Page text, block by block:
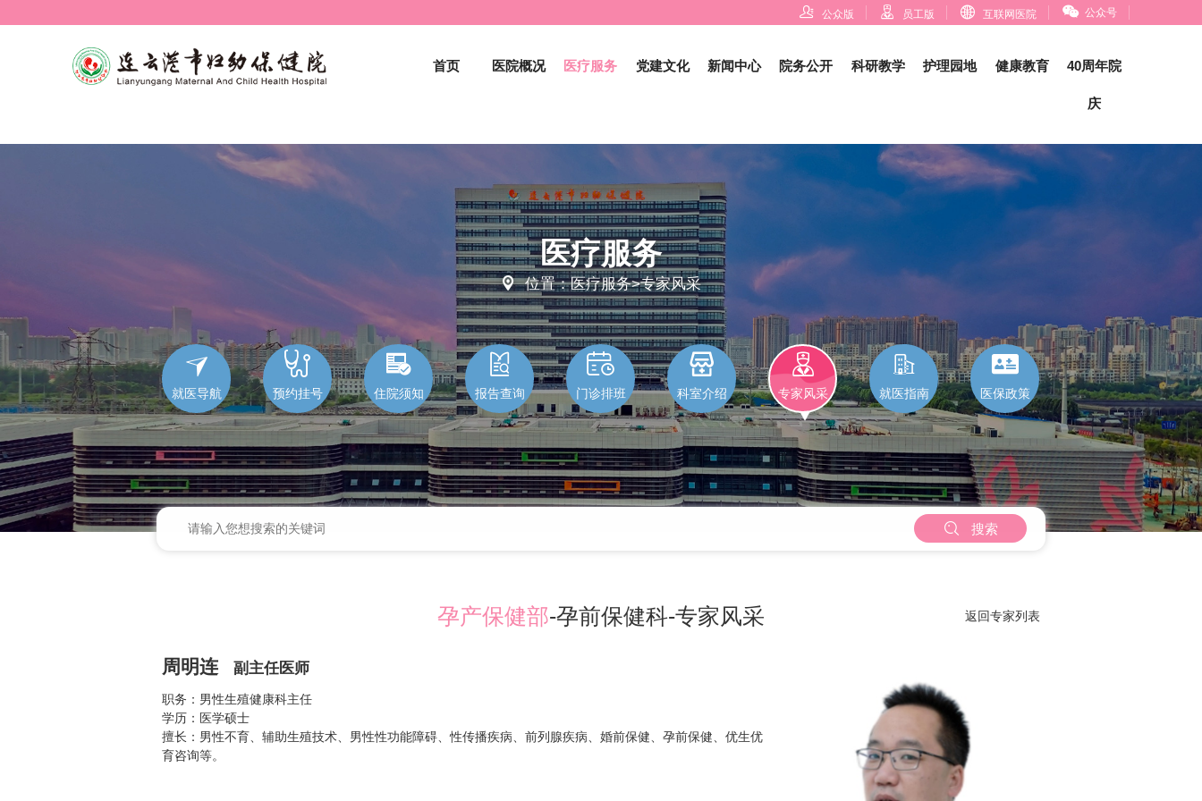
 公众版  员工版  互联网医院  公众号
首页 医院概况 医疗服务 党建文化 新闻中心 院务公开 科研教学 护理园地 健康教育 40周年院
庆
 搜索
医疗服务
 位置：医疗服务>专家风采

就医导航

预约挂号

住院须知

报告查询

门诊排班

科室介绍

专家风采

就医指南

医保政策
孕产保健部-孕前保健科-专家风采 返回专家列表
周明连 副主任医师
职务：男性生殖健康科主任
学历：医学硕士
擅长：男性不育、辅助生殖技术、男性性功能障碍、性传播疾病、前列腺疾病、婚前保健、孕前保健、优生优
育咨询等。